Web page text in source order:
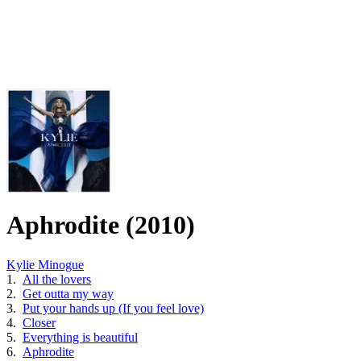
Aphrodite (2010)
Kylie Minogue
1. All the lovers
2. Get outta my way
3. Put your hands up (If you feel love)
4. Closer
5. Everything is beautiful
6. Aphrodite